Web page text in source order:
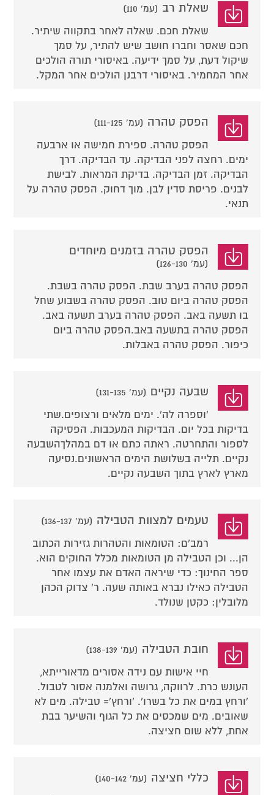
שאלת רב (עמ' 110)
שאלת חכם. שאלה לאחר בתקווה שיתיר.
חכם שאסר וחברו חושב שיש להתיר, על סמך
שיקול דעת, על סמך ידיעה. באיסורי תורה הולכים
אחר המחמיר. באיסורי דרבנן הולכים אחר המקל.
הפסק טהרה (עמ' 111-125)
הפסק טהרה. ספירת חמישה או ארבעה
ימים. רחצה לפני הבדיקה. עד הבדיקה. דרך
הבדיקה. זמן הבדיקה. בדיקת המראות. לבישת
לבנים. פריסת סדין לבן. מוך דחוק. הפסק טהרה על
תנאי.
הפסק טהרה בזמנים מיוחדים
(עמ' 126-130)
הפסק טהרה בערב שבת. הפסק טהרה בשבת.
הפסק טהרה ביום טוב. הפסק טהרה בשבוע שחל
בו תשעה באב. הפסק טהרה בערב תשעה באב.
הפסק טהרה בתשעה באב.הפסק טהרה ביום
כיפור. הפסק טהרה באבלות.
שבעה נקיים (עמ' 131-135)
'וספרה לה'. ימים מלאים ורצופים.שתי
בדיקות בכל יום. הבדיקות המעכבות. הפסיקה
לספור והתחרטה. ראתה כתם או דם במהלךהשבעה
נקיים. תלייה בשלושת הימים הראשונים.נסיעה
מארץ לארץ בתוך השבעה נקיים.
טעמים למצוות הטבילה (עמ' 136-137)
רמב'ם: הטומאות והטהרות גזירות הכתוב
הן... וכן הטבילה מן הטומאות מכלל החוקים הוא.
ספר החינוך: כדי שיראה האדם את עצמו אחר
הטבילה כאילו נברא באותה שעה. ר' צדוק הכהן
מלובלין: כקטן שנולד.
חובת הטבילה (עמ' 138-139)
חיי אישות עם נידה אסורים מדאורייתא,
העונש כרת. לרווקה, גרושה ואלמנה אסור לטבול.
'ורחץ במים את כל בשרו'. 'ורחץ'= טבילה. מים לא
שאובים. מים שמכסים את כל הגוף והשיער בבת
אחת, ללא שום חציצה.
כללי חציצה (עמ' 140-142)